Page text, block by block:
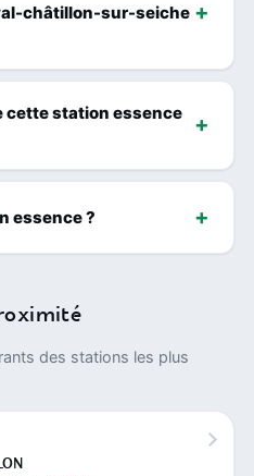
châtillon-sur-seiche
cette station essence
essence ?
des stations les plus